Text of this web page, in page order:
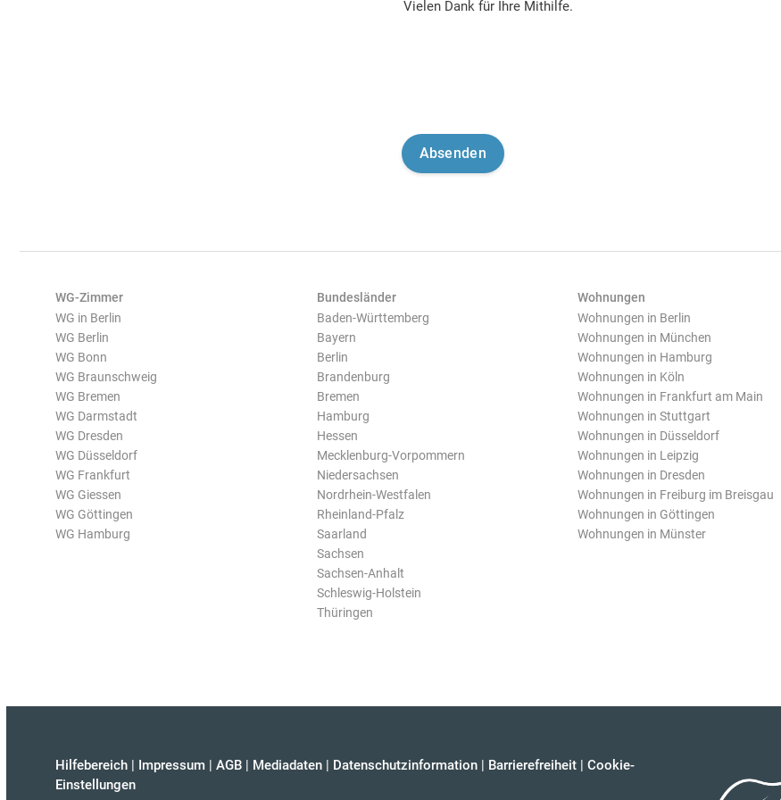
Vielen Dank für Ihre Mithilfe.
WG-Zimmer
WG in Berlin
WG Berlin
WG Bonn
WG Braunschweig
WG Bremen
WG Darmstadt
WG Dresden
WG Düsseldorf
WG Frankfurt
WG Giessen
WG Göttingen
WG Hamburg
Bundesländer
Baden-Württemberg
Bayern
Berlin
Brandenburg
Bremen
Hamburg
Hessen
Mecklenburg-Vorpommern
Niedersachsen
Nordrhein-Westfalen
Rheinland-Pfalz
Saarland
Sachsen
Sachsen-Anhalt
Schleswig-Holstein
Thüringen
Wohnungen
Wohnungen in Berlin
Wohnungen in München
Wohnungen in Hamburg
Wohnungen in Köln
Wohnungen in Frankfurt am Main
Wohnungen in Stuttgart
Wohnungen in Düsseldorf
Wohnungen in Leipzig
Wohnungen in Dresden
Wohnungen in Freiburg im Breisgau
Wohnungen in Göttingen
Wohnungen in Münster
Hilfebereich | Impressum | AGB | Mediadaten | Datenschutzinformation | Barrierefreiheit | Cookie-
Einstellungen